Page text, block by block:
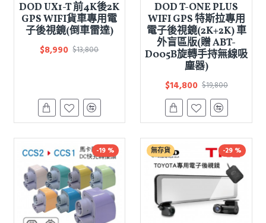
DOD UX1-T 前4K後2K
GPS WIFI貨車專用電
子後視鏡(倒車雷達)
$8,990 $13,800
DOD T-ONE PLUS
WIFI GPS 特斯拉專用
電子後視鏡(2K+2K) 車
外盲區版(贈 ABT-
D005B旋轉手持無線吸
塵器)
$14,800 $19,800
-19 % -29 %
無存貨